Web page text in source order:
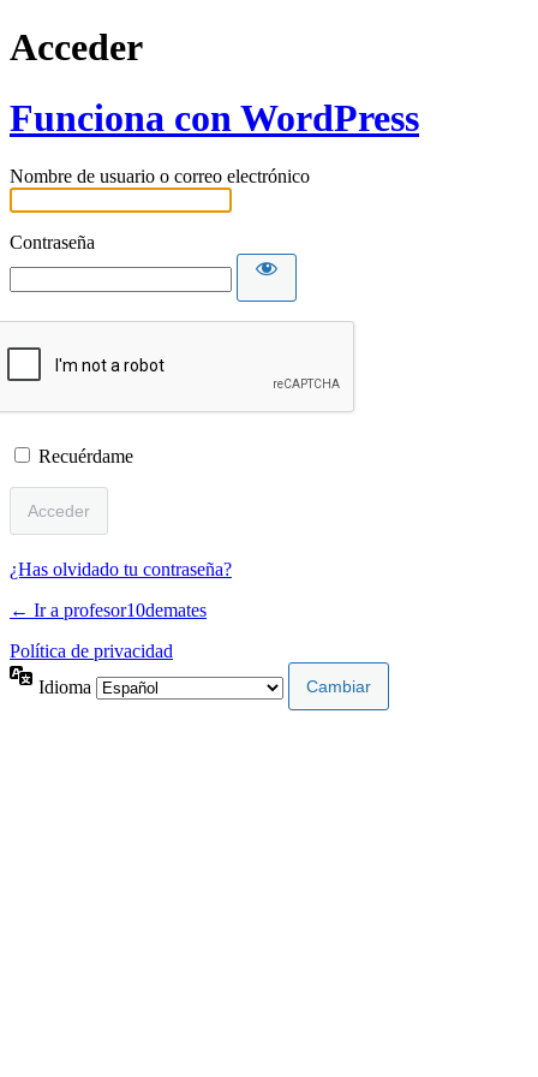
Acceder
Funciona con WordPress
Nombre de usuario o correo electrónico
Contraseña
Recuérdame
¿Has olvidado tu contraseña?
← Ir a profesor10demates
Política de privacidad
Idioma